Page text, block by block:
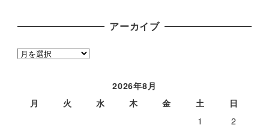
アーカイブ
ア
2026年8月
月
火 水 木 金 土
日
1
2